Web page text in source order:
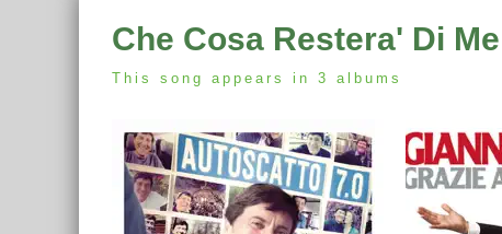
Che Cosa Restera' Di Me
This song appears in 3 albums